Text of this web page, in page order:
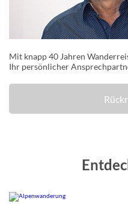
Mit knapp 40 Jahren
Ihr persönlicher